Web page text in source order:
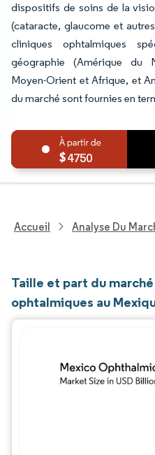
dispositifs de soins de la
(cataracte, glaucome et
cliniques ophtalmiques
géographie (Amérique du
Moyen-Orient et Afrique, et
du marché sont fournies en
4750
Accueil Analyse Du
Taille et part du
ophtalmiques au